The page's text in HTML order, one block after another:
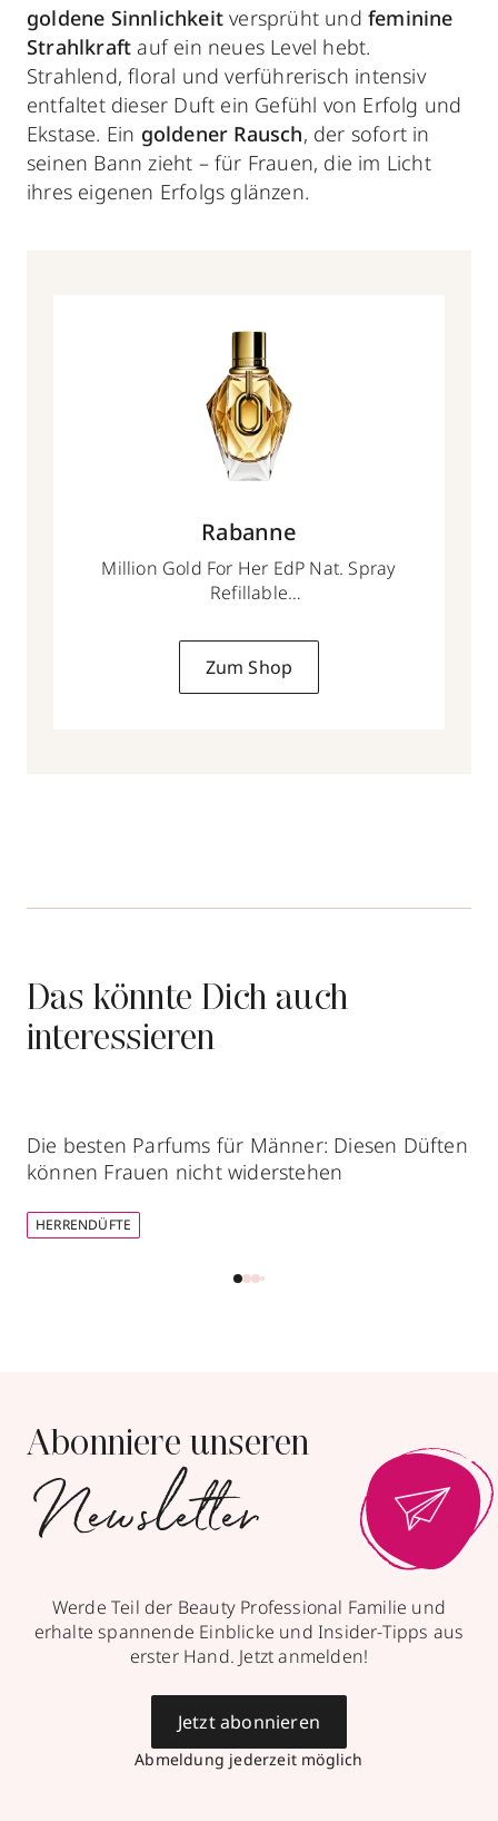
goldene Sinnlichkeit versprüht und feminine
Strahlkraft auf ein neues Level hebt.
Strahlend, floral und verführerisch intensiv
entfaltet dieser Duft ein Gefühl von Erfolg und
Ekstase. Ein goldener Rausch, der sofort in
seinen Bann zieht – für Frauen, die im Licht
ihres eigenen Erfolgs glänzen.
Rabanne
Million Gold For Her EdP Nat. Spray
Refillable
Zum Shop
Das könnte Dich auch
interessieren
Die besten Parfums für Männer: Diesen Düften
können Frauen nicht widerstehen
HERRENDÜFTE
Abonniere unseren
Newsletter
Werde Teil der Beauty Professional Familie und
erhalte spannende Einblicke und Insider-Tipps aus
erster Hand. Jetzt anmelden!
Abmeldung jederzeit möglich
Jetzt abonnieren